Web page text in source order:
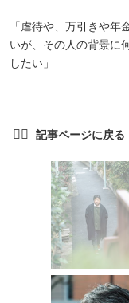
「虐待や、万引きや
いが、その人の背景に
したい」